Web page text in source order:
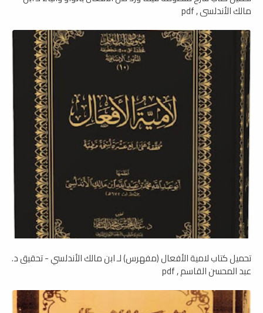
مالك الأندلسي , pdf
تحميل كتاب لامية الأفعال (مفهرس) لـ ابن مالك الأندلسي - تحقيق د.
عبد المحسن القاسم , pdf